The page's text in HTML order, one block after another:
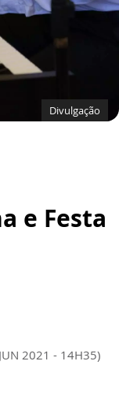
Divulgação
e Festa
2021 - 14H35)